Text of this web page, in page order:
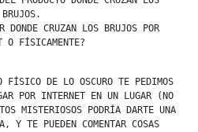
BRUJOS.
CRUZAN LOS BRUJOS POR
O FÍSICAMENTE?
FÍSICO DE LO OSCURO TE PEDIMOS
POR INTERNET EN UN LUGAR (NO
MISTERIOSOS PODRÍA DARTE UNA
Y TE PUEDEN COMENTAR COSAS